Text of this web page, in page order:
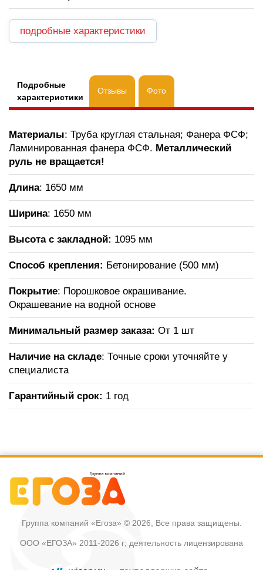
подробные характеристики
Подробные
характеристики
Отзывы Фото
Материалы: Труба круглая стальная; Фанера ФСФ;
Ламинированная фанера ФСФ. Металлический
руль не вращается!
Длина: 1650 мм
Ширина: 1650 мм
Высота с закладной: 1095 мм
Способ крепления: Бетонирование (500 мм)
Покрытие: Порошковое окрашивание.
Окрашевание на водной основе
Минимальный размер заказа: От 1 шт
Наличие на складе: Точные сроки уточняйте у
специалиста
Гарантийный срок: 1 год
Группа компаний «Егоза» © 2026, Все права защищены.
ООО «ЕГОЗА» 2011-2026 г; деятельность лицензирована